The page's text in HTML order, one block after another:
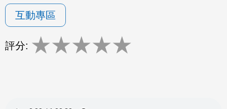
互動專區
評分: ★★★★★